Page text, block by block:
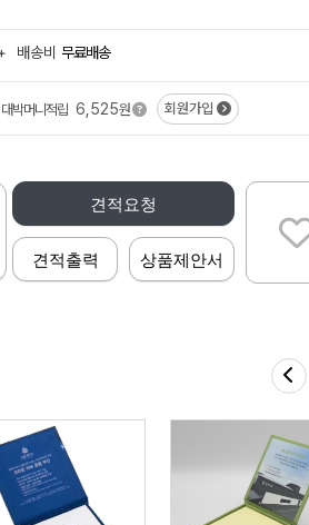
배송비 무료배송
대박머니적립 6,525원 회원가입
견적요청
견적출력 상품제안서